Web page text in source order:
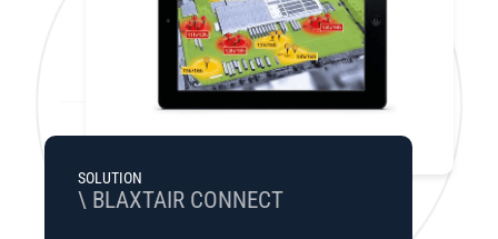
SOLUTION
\ BLAXTAIR CONNECT